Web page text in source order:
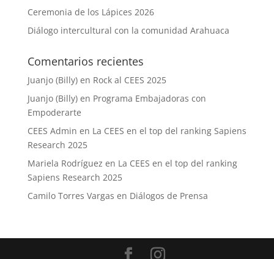
Ceremonia de los Lápices 2026
Diálogo intercultural con la comunidad Arahuaca
Comentarios recientes
Juanjo (Billy)en Rock al CEES 2025
Juanjo (Billy)en Programa Embajadoras con
Empoderarte
CEES Admin en La CEES en el top del ranking Sapiens
Research 2025
Mariela Rodríguez en La CEES en el top del ranking
Sapiens Research 2025
Camilo Torres Vargas en Diálogos de Prensa